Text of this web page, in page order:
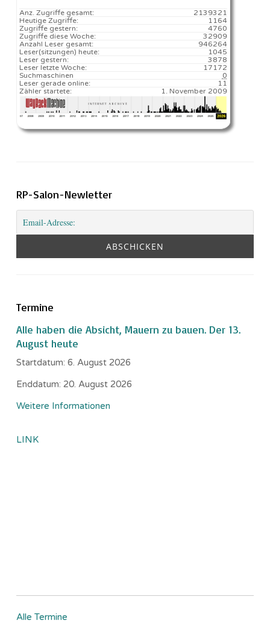
2139321
Anz. Zugriffe gesamt:
1164
Heutige Zugriffe:
4760
Zugriffe gestern:
32909
Zugriffe diese Woche:
946264
Anzahl Leser gesamt:
1045️
Leser(sitzungen) heute:
3878
Leser gestern:
17172️
Leser letzte Woche:
0
Suchmaschinen
11
Leser gerade online:
1. November 2009
Zähler startete:
RP-Salon-Newletter
Termine
Alle haben die Absicht, Mauern zu bauen. Der 13.
August heute
Startdatum: 6. August 2026
Enddatum: 20. August 2026
Weitere Informationen
LINK
Alle Termine